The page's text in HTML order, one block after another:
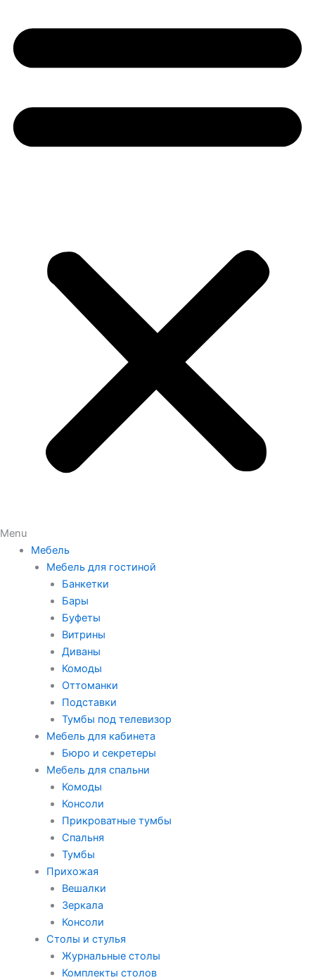
Menu
Мебель
Мебель для гостиной
Банкетки
Бары
Буфеты
Витрины
Диваны
Комоды
Оттоманки
Подставки
Тумбы под телевизор
Мебель для кабинета
Бюро и секретеры
Мебель для спальни
Комоды
Консоли
Прикроватные тумбы
Спальня
Тумбы
Прихожая
Вешалки
Зеркала
Консоли
Столы и стулья
Журнальные столы
Комплекты столов